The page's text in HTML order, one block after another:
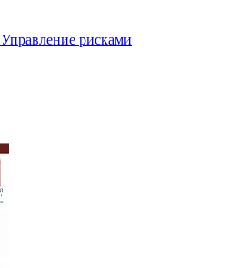
Управление рисками